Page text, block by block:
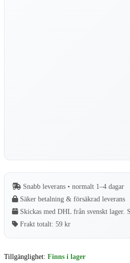
Snabb leverans • normalt 1–4 dagar
Säker betalning & försäkrad leverans
Skickas med DHL från svenskt lager.
Frakt totalt: 59 kr
Tillgänglighet: Finns i lager